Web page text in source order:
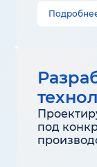
под